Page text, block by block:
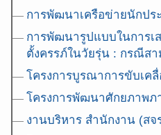
การพัฒนาเครือข่ายนักปร
การพัฒนารูปแบบในการ
ตั้งครรภ์ในวัยรุ่น : กรณีส
โครงการบูรณาการขับเค
โครงการพัฒนาศักยภาพภ
งานบริหาร สำนักงาน (สจ